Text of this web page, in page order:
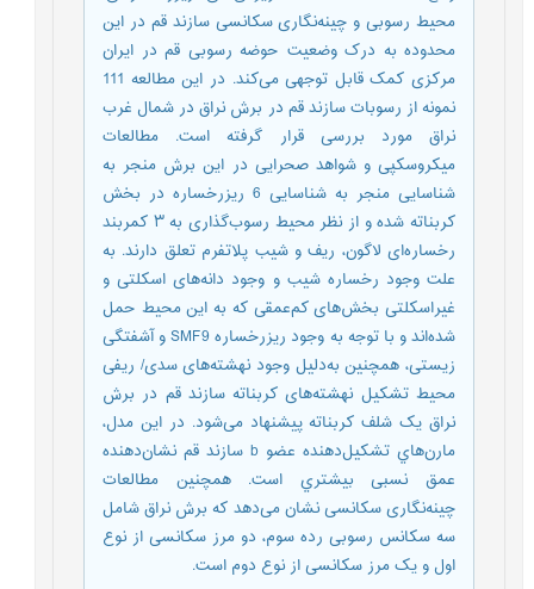
محیط رسوبی و چینه‌نگاری سکانسی سازند قم در این
محدوده به درک وضعیت حوضه رسوبی قم در ایران
مرکزی کمک قابل توجهی می‌کند. در این مطالعه 111
نمونه از رسوبات سازند قم در برش نراق در شمال غرب
نراق مورد بررسی قرار گرفته است. مطالعات
میکروسکپی و شواهد صحرایی در این برش منجر به
شناسایی منجر به شناسایی 6 ریزرخساره در بخش
کربناته شده و از نظر محیط رسوب‌گذاری به ۳ کمربند
رخساره‌ای لاگون، ریف و شیب پلاتفرم تعلق دارند. به
علت وجود رخساره شیب و وجود دانه‌های اسکلتی و
غیراسکلتی بخش‌های کم‌عمقی که به این محیط حمل
شده‌اند و با توجه به وجود ریزرخساره SMF9 و آشفتگی
زیستی، همچنین به‌دلیل وجود نهشته‌های سدی/ ریفی
محیط تشکیل نهشته‌های کربناته سازند قم در برش
نراق یک شلف کربناته پیشنهاد می‌شود. در این مدل،
مارن‌هاي تشكيل‌دهنده عضو b سازند قم نشان‌دهنده
عمق نسبی بيشتري است. همچنین مطالعات
چینه‌نگاری سکانسی نشان می‌دهد که برش نراق شامل
سه سکانس رسوبی رده سوم، دو مرز سکانسی از نوع
اول و یک مرز سکانسی از نوع دوم است.